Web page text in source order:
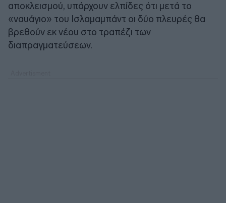
αποκλεισμού, υπάρχουν ελπίδες ότι μετά το
«ναυάγιο» του Ισλαμαμπάντ οι δύο πλευρές θα
βρεθούν εκ νέου στο τραπέζι των
διαπραγματεύσεων.